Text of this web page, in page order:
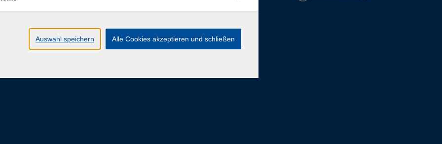
zum jeweiligen
Auswahl speichern Alle Cookies akzeptieren und schließen